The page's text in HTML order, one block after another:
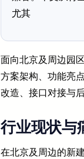
尤其
面向北京及周边园
方案架构、功能亮
改造、接口对接与
行业现状与
在北京及周边的新